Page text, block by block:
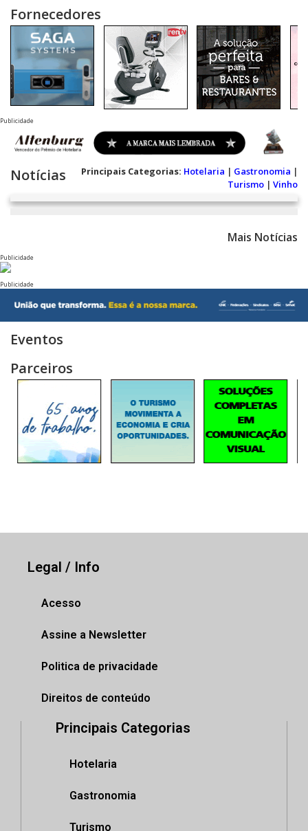
Fornecedores
Publicidade
Notícias Principais Categorias: Hotelaria | Gastronomia |
Turismo | Vinho
Mais Notícias
Publicidade
Publicidade
Eventos
Parceiros
Legal / Info
Acesso
Assine a Newsletter
Politica de privacidade
Direitos de conteúdo
Principais Categorias
Hotelaria
Gastronomia
Turismo